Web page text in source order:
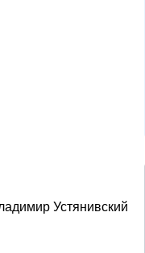
Устянивский